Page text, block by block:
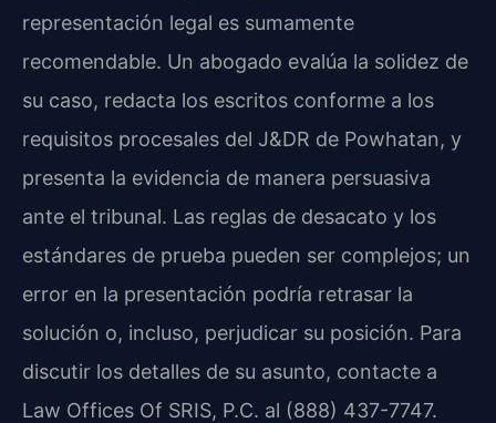
representación legal es sumamente
recomendable. Un abogado evalúa la solidez de
su caso, redacta los escritos conforme a los
requisitos procesales del J&DR de Powhatan, y
presenta la evidencia de manera persuasiva
ante el tribunal. Las reglas de desacato y los
estándares de prueba pueden ser complejos; un
error en la presentación podría retrasar la
solución o, incluso, perjudicar su posición. Para
discutir los detalles de su asunto, contacte a
Law Offices Of SRIS, P.C. al (888) 437-7747.